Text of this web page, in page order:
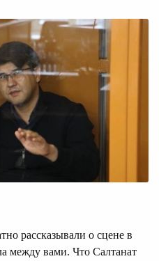
рассказывали о сцене в
между вами. Что Салтанат